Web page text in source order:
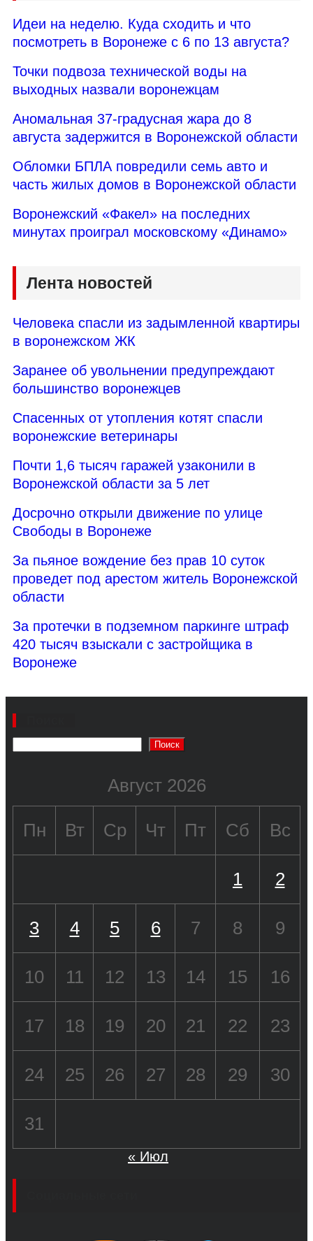
Идеи на неделю. Куда сходить и что
посмотреть в Воронеже с 6 по 13 августа?
Точки подвоза технической воды на
выходных назвали воронежцам
Аномальная 37-градусная жара до 8
августа задержится в Воронежской области
Обломки БПЛА повредили семь авто и
часть жилых домов в Воронежской области
Воронежский «Факел» на последних
минутах проиграл московскому «Динамо»
Лента новостей
Человека спасли из задымленной квартиры
в воронежском ЖК
Заранее об увольнении предупреждают
большинство воронежцев
Спасенных от утопления котят спасли
воронежские ветеринары
Почти 1,6 тысяч гаражей узаконили в
Воронежской области за 5 лет
Досрочно открыли движение по улице
Свободы в Воронеже
За пьяное вождение без прав 10 суток
проведет под арестом житель Воронежской
области
За протечки в подземном паркинге штраф
420 тысяч взыскали с застройщика в
Воронеже
Поиск
Август 2026
Пн Вт Ср Чт Пт Сб Вс
1 2
3 4 5 6 7 8 9
10 11 12 13 14 15 16
17 18 19 20 21 22 23
24 25 26 27 28 29 30
31
« Июл